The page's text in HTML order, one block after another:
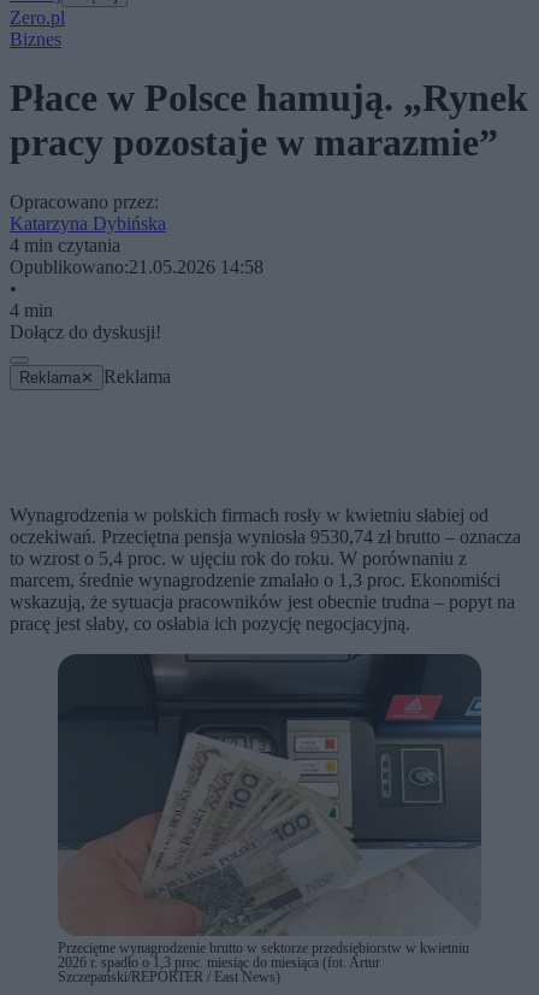
Zero.pl
Biznes
Płace w Polsce hamują. „Rynek
pracy pozostaje w marazmie”
Opracowano przez:
Katarzyna Dybińska
4 min czytania
Opublikowano:21.05.2026 14:58
•
4 min
Dołącz do dyskusji!
Reklama ✕ Reklama
Wynagrodzenia w polskich firmach rosły w kwietniu słabiej od
oczekiwań. Przeciętna pensja wyniosła 9530,74 zł brutto – oznacza
to wzrost o 5,4 proc. w ujęciu rok do roku. W porównaniu z
marcem, średnie wynagrodzenie zmalało o 1,3 proc. Ekonomiści
wskazują, że sytuacja pracowników jest obecnie trudna – popyt na
pracę jest słaby, co osłabia ich pozycję negocjacyjną.
Przeciętne wynagrodzenie brutto w sektorze przedsiębiorstw w kwietniu
2026 r. spadło o 1,3 proc. miesiąc do miesiąca (fot. Artur
Szczepański/REPORTER / East News)